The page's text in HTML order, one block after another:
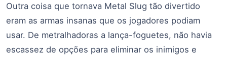
Outra coisa que tornava Metal Slug tão divertido
eram as armas insanas que os jogadores podiam
usar. De metralhadoras a lança-foguetes, não havia
escassez de opções para eliminar os inimigos e